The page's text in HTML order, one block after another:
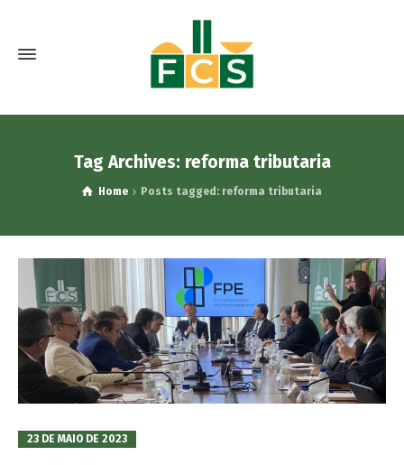
Tag Archives: reforma tributaria
Home Posts tagged: reforma tributaria
23 DE MAIO DE 2023